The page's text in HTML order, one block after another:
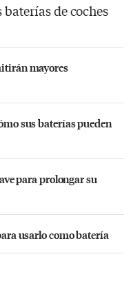
de coches
mayores
sus baterías pueden
para prolongar su
usarlo como batería